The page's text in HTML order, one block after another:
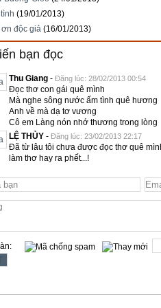
(19/01/2013)
độc giả (16/01/2013)
bạn đọc
Thu Giang - Đăng lúc: 28/02/2013 00:54
Đọc thơ con gái quê mình
Mà nghe sông nước ấm tình quê hương
Anh về mà dạ tơ vương
Cô em Làng nón nhớ thương trong lòng
LỆ THỦY - Đăng lúc: 23/02/2013 22:17
Đã từ lâu tôi chưa được đọc thơ quê
làm thơ hay ra phết...!